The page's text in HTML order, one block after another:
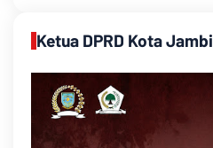
Ketua DPRD Kota Jambi